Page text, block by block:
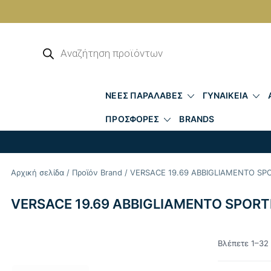
προϊόντων
ΝΕΕΣ ΠΑΡΑΛΑΒΕΣ ΓΥΝΑΙΚΕΙΑ
ΠΡΟΣΦΟΡΕΣ BRANDS
Αρχική σελίδα / Προϊόν Brand / VERSACE 19.69 ABBIGLIAMENTO
VERSACE 19.69 ABBIGLIAMENTO
Βλέπετε